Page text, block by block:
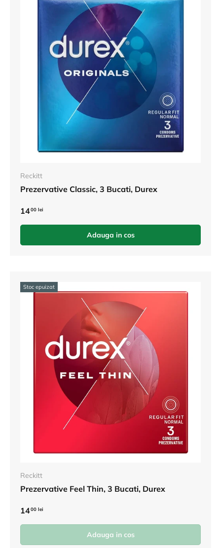
Reckitt
Prezervative Classic, 3 Bucati, Durex
1400 lei
Adauga in cos
Stoc epuizat
Reckitt
Prezervative Feel Thin, 3 Bucati, Durex
1400 lei
Adauga in cos